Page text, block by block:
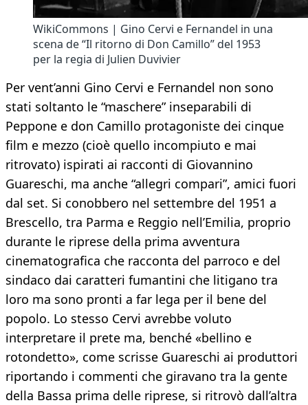
WikiCommons | Gino Cervi e Fernandel in una
scena de “Il ritorno di Don Camillo” del 1953
per la regia di Julien Duvivier
Per vent’anni Gino Cervi e Fernandel non sono
stati soltanto le “maschere” inseparabili di
Peppone e don Camillo protagoniste dei cinque
film e mezzo (cioè quello incompiuto e mai
ritrovato) ispirati ai racconti di Giovannino
Guareschi, ma anche “allegri compari”, amici fuori
dal set. Si conobbero nel settembre del 1951 a
Brescello, tra Parma e Reggio nell’Emilia, proprio
durante le riprese della prima avventura
cinematografica che racconta del parroco e del
sindaco dai caratteri fumantini che litigano tra
loro ma sono pronti a far lega per il bene del
popolo. Lo stesso Cervi avrebbe voluto
interpretare il prete ma, benché «bellino e
rotondetto», come scrisse Guareschi ai produttori
riportando i commenti che giravano tra la gente
della Bassa prima delle riprese, si ritrovò dall’altra